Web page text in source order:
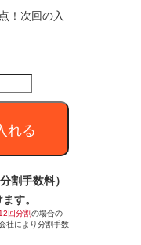
！次回の入
れる
割手数料）
す。
12回分割の場合の
社により分割手数